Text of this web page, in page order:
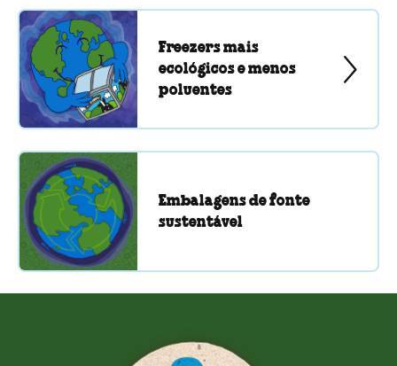
Freezers mais
ecológicos e menos
poluentes
Embalagens de fonte
sustentável